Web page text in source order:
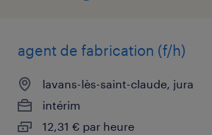
agent de fabrication (f/h)
lavans-lès-saint-claude, jura
intérim
12,31 € par heure